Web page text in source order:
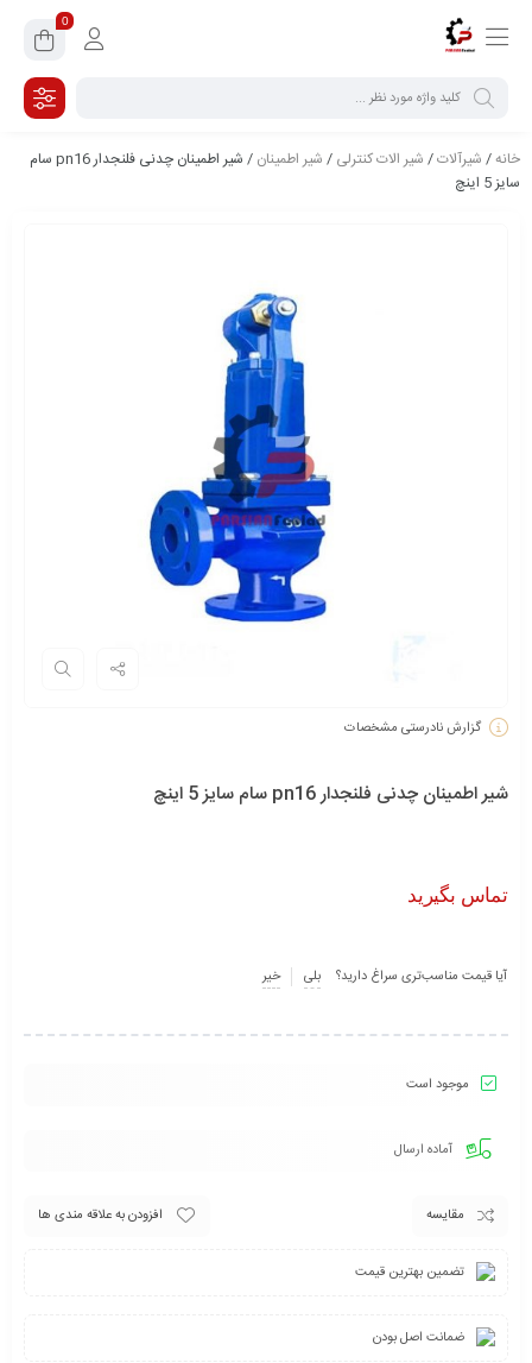
0
خانه/ شیرآلات/ شیر الات کنترلی / شیر اطمینان
/ شیر اطمینان چدنی فلنجدار pn16 سام
سایز 5 اینچ
گزارش نادرستی مشخصات
شیر اطمینان چدنی فلنجدار pn16 سام سایز 5 اینچ
تماس بگیرید
آیا قیمت مناسب‌تری سراغ دارید؟ بلی خیر
موجود است
آماده ارسال
مقایسه افزودن به علاقه مندی ها
تضمین بهترین قیمت
ضمانت اصل بودن